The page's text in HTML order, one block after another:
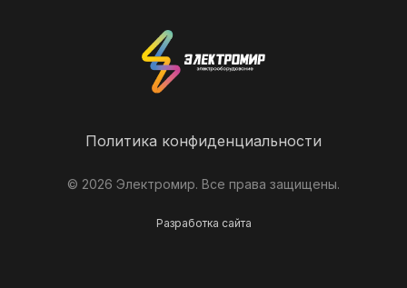
Политика конфиденциальности
© 2026 Электромир. Все права защищены.
Разработка сайта